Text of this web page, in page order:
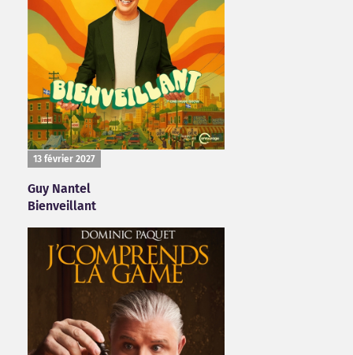
13 février 2027
Guy Nantel
Bienveillant